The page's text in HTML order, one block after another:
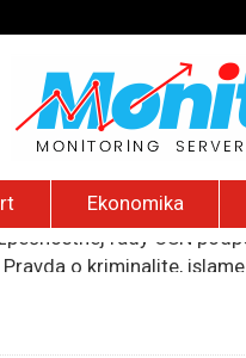
Ekonomika
rady OSN
o kriminalite,